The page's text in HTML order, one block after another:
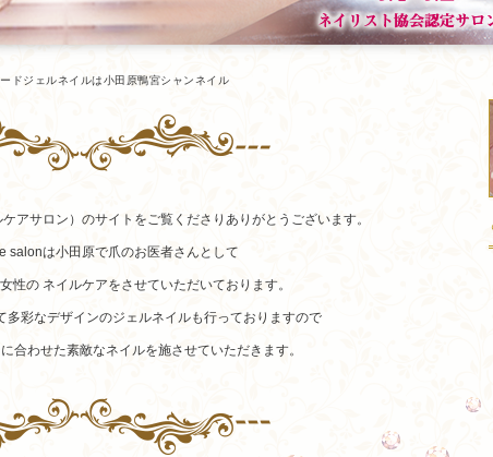
ドジェルネイルは小田原鴨宮シャンネイル
アサロン）のサイトをご覧くださりありがとうございます。
salonは小田原で爪のお医者さんとして
性の ネイルケアをさせていただいております。
多彩なデザインのジェルネイルも行っておりますので
合わせた素敵なネイルを施させていただきます。